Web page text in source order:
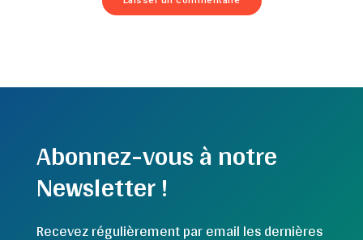
Abonnez-vous à notre
Newsletter !
Recevez régulièrement par email les dernières